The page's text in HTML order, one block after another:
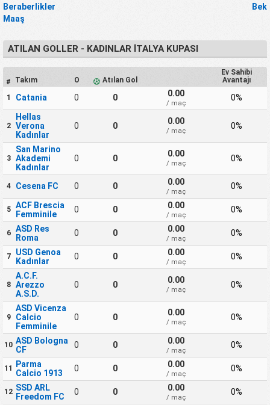
Beraberlikler
Maaş
ATILAN GOLLER - KADINLAR İTALYA KUPASI
# Takım O Atılan Gol
Ev Sahibi
Avantajı
1 Catania 0 0 0.00
/ maç
0%
2
Hellas
Verona
Kadınlar
0 0 0.00
/ maç
0%
3
San Marino
Akademi
Kadınlar
0 0 0.00
/ maç
0%
4 Cesena FC 0 0 0.00
/ maç
0%
5
ACF Brescia
Femminile
0 0 0.00
/ maç
0%
6
ASD Res
Roma
0 0 0.00
/ maç
0%
7
USD Genoa
Kadınlar
0 0 0.00
/ maç
0%
8
A.C.F.
Arezzo
A.S.D.
0 0 0.00
/ maç
0%
9
ASD Vicenza
Calcio
Femminile
0 0 0.00
/ maç
0%
10 ASD Bologna
CF
0 0 0.00
/ maç
0%
11 Parma
Calcio 1913
0 0 0.00
/ maç
0%
12 SSD ARL
Freedom FC
0 0 0.00
/ maç
0%